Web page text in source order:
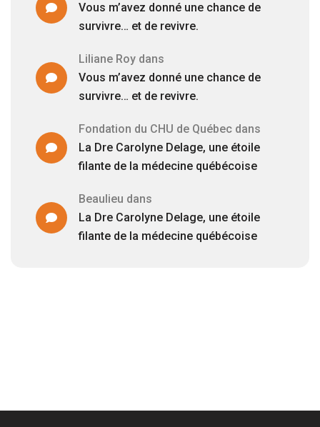
Vous m’avez donné une chance de
survivre… et de revivre.
Liliane Roydans
Vous m’avez donné une chance de
survivre… et de revivre.
Fondation du CHU de Québecdans
La Dre Carolyne Delage, une étoile
filante de la médecine québécoise
Beaulieu dans
La Dre Carolyne Delage, une étoile
filante de la médecine québécoise